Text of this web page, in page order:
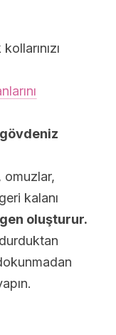
omuzlar,
kalanı
oluşturur.